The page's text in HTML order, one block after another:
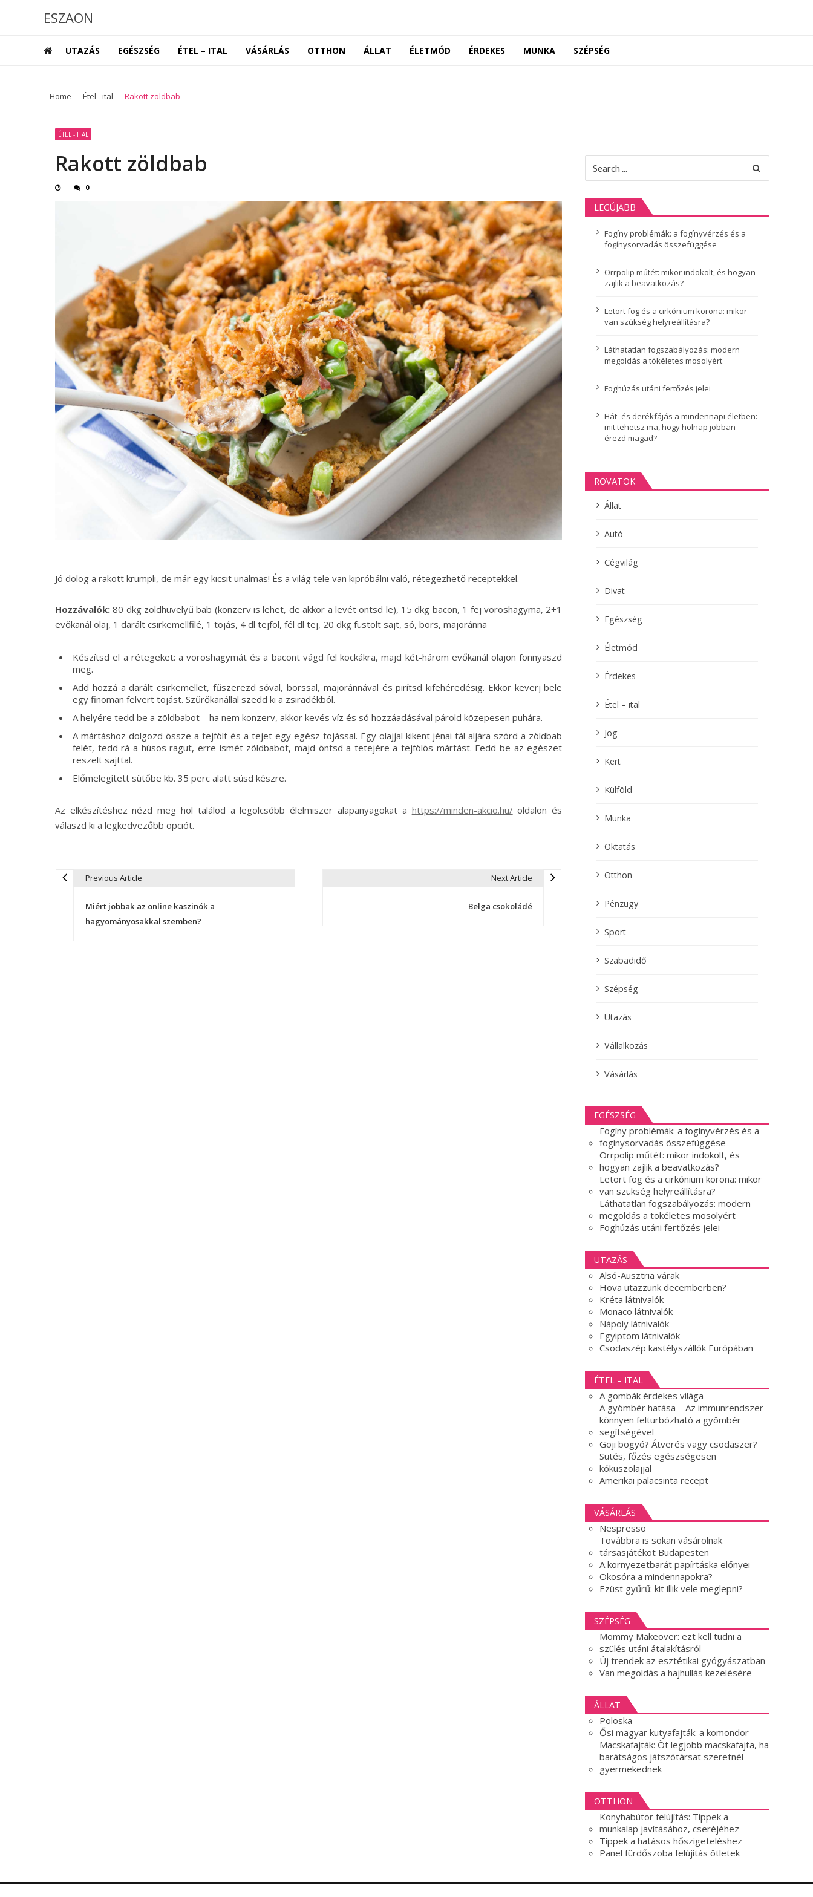
ESZAON
UTAZÁS EGÉSZSÉG ÉTEL – ITAL VÁSÁRLÁS OTTHON ÁLLAT ÉLETMÓD ÉRDEKES MUNKA SZÉPSÉG
Home Étel - ital Rakott zöldbab
ÉTEL - ITAL
Rakott zöldbab
0
Jó dolog a rakott krumpli, de már egy kicsit unalmas! És a világ tele van kipróbálni való, rétegezhető receptekkel.
Hozzávalók:80 dkg zöldhüvelyű bab (konzerv is lehet, de akkor a levét öntsd le), 15 dkg bacon, 1 fej vöröshagyma, 2+1
evőkanál olaj, 1 darált csirkemellfilé, 1 tojás, 4 dl tejföl, fél dl tej, 20 dkg füstölt sajt, só, bors, majoránna
Készítsd el a rétegeket: a vöröshagymát és a bacont vágd fel kockákra, majd két-három evőkanál olajon fonnyaszd
meg.
Add hozzá a darált csirkemellet, fűszerezd sóval, borssal, majoránnával és pirítsd kifehéredésig. Ekkor keverj bele
egy finoman felvert tojást. Szűrőkanállal szedd ki a zsiradékból.
A helyére tedd be a zöldbabot – ha nem konzerv, akkor kevés víz és só hozzáadásával párold közepesen puhára.
A mártáshoz dolgozd össze a tejfölt és a tejet egy egész tojással. Egy olajjal kikent jénai tál aljára szórd a zöldbab
felét, tedd rá a húsos ragut, erre ismét zöldbabot, majd öntsd a tetejére a tejfölös mártást. Fedd be az egészet
reszelt sajttal.
Előmelegített sütőbe kb. 35 perc alatt süsd készre.
Az elkészítéshez nézd meg hol találod a legolcsóbb élelmiszer alapanyagokat a https://minden-akcio.hu/ oldalon és
válaszd ki a legkedvezőbb opciót.
Previous Article
Miért jobbak az online kaszinók a
hagyományosakkal szemben?
Next Article
Belga csokoládé
for:
LEGÚJABB
Fogíny problémák: a fogínyvérzés és a
fogínysorvadás összefüggése
Orrpolip műtét: mikor indokolt, és hogyan
zajlik a beavatkozás?
Letört fog és a cirkónium korona: mikor
van szükség helyreállításra?
Láthatatlan fogszabályozás: modern
megoldás a tökéletes mosolyért
Foghúzás utáni fertőzés jelei
Hát- és derékfájás a mindennapi életben:
mit tehetsz ma, hogy holnap jobban
érezd magad?
ROVATOK
Állat
Autó
Cégvilág
Divat
Egészség
Életmód
Érdekes
Étel – ital
Jog
Kert
Külföld
Munka
Oktatás
Otthon
Pénzügy
Sport
Szabadidő
Szépség
Utazás
Vállalkozás
Vásárlás
EGÉSZSÉG
Fogíny problémák: a fogínyvérzés és a
fogínysorvadás összefüggése
Orrpolip műtét: mikor indokolt, és
hogyan zajlik a beavatkozás?
Letört fog és a cirkónium korona: mikor
van szükség helyreállításra?
Láthatatlan fogszabályozás: modern
megoldás a tökéletes mosolyért
Foghúzás utáni fertőzés jelei
UTAZÁS
Alsó-Ausztria várak
Hova utazzunk decemberben?
Kréta látnivalók
Monaco látnivalók
Nápoly látnivalók
Egyiptom látnivalók
Csodaszép kastélyszállók Európában
ÉTEL – ITAL
A gombák érdekes világa
A gyömbér hatása – Az immunrendszer
könnyen felturbózható a gyömbér
segítségével
Goji bogyó? Átverés vagy csodaszer?
Sütés, főzés egészségesen
kókuszolajjal
Amerikai palacsinta recept
VÁSÁRLÁS
Nespresso
Továbbra is sokan vásárolnak
társasjátékot Budapesten
A környezetbarát papírtáska előnyei
Okosóra a mindennapokra?
Ezüst gyűrű: kit illik vele meglepni?
SZÉPSÉG
Mommy Makeover: ezt kell tudni a
szülés utáni átalakításról
Új trendek az esztétikai gyógyászatban
Van megoldás a hajhullás kezelésére
ÁLLAT
Poloska
Ősi magyar kutyafajták: a komondor
Macskafajták: Öt legjobb macskafajta, ha
barátságos játszótársat szeretnél
gyermekednek
OTTHON
Konyhabútor felújítás: Tippek a
munkalap javításához, cseréjéhez
Tippek a hatásos hőszigeteléshez
Panel fürdőszoba felújítás ötletek